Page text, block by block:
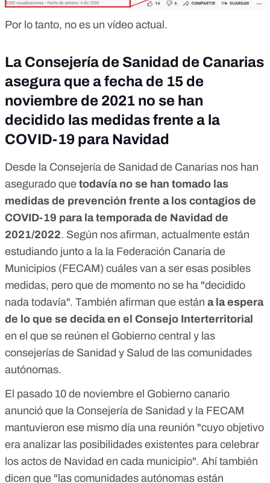
Por lo tanto, no es un vídeo actual.
La Consejería de Sanidad de Canarias
asegura que a fecha de 15 de
noviembre de 2021 no se han
decidido las medidas frente a la
COVID-19 para Navidad
Desde la Consejería de Sanidad de Canarias nos han
asegurado que todavía no se han tomado las
medidas de prevención frente a los contagios de
COVID-19 para la temporada de Navidad de
2021/2022. Según nos afirman, actualmente están
estudiando junto a la la Federación Canaria de
Municipios (FECAM) cuáles van a ser esas posibles
medidas, pero que de momento no se ha "decidido
nada todavía". También afirman que están a la espera
de lo que se decida en el Consejo Interterritorial
en el que se reúnen el Gobierno central y las
consejerías de Sanidad y Salud de las comunidades
autónomas.
El pasado 10 de noviembre el Gobierno canario
anunció que la Consejería de Sanidad y la FECAM
mantuvieron ese mismo día una reunión "cuyo objetivo
era analizar las posibilidades existentes para celebrar
los actos de Navidad en cada municipio". Ahí también
dicen que "las comunidades autónomas están